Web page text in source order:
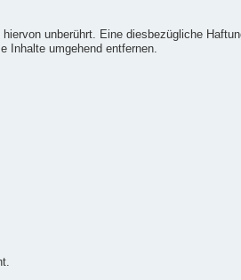
unberührt. Eine diesbezügliche
Inhalte umgehend entfernen.